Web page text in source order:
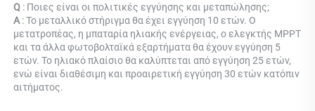
Q : Ποιες είναι οι πολιτικές εγγύησης και μεταπώλησης;
Α : Το μεταλλικό στήριγμα θα έχει εγγύηση 10 ετών. Ο
μετατροπέας, η μπαταρία ηλιακής ενέργειας, ο ελεγκτής MPPT
και τα άλλα φωτοβολταϊκά εξαρτήματα θα έχουν εγγύηση 5
ετών. Το ηλιακό πλαίσιο θα καλύπτεται από εγγύηση 25 ετών,
ενώ είναι διαθέσιμη και προαιρετική εγγύηση 30 ετών κατόπιν
αιτήματος.